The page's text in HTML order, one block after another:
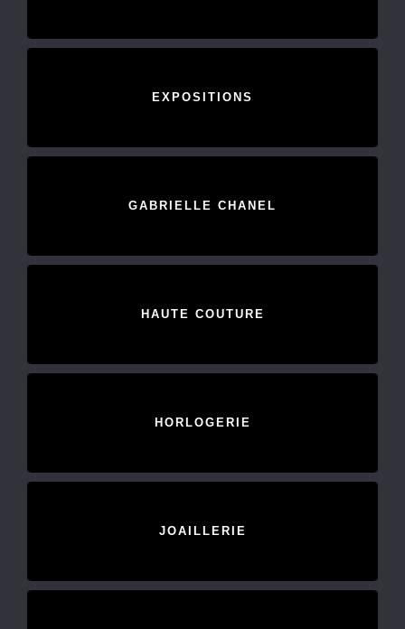
EXPOSITIONS
GABRIELLE CHANEL
HAUTE COUTURE
HORLOGERIE
JOAILLERIE